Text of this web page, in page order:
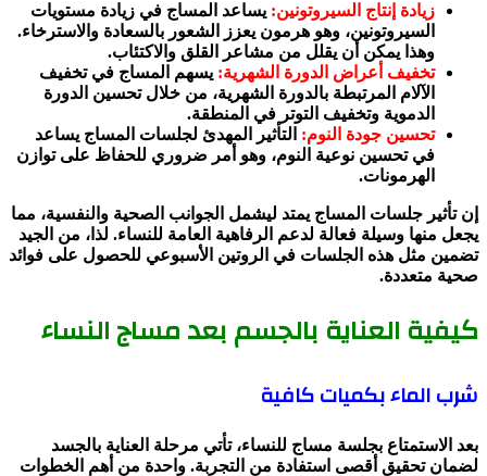
زيادة إنتاج السيروتونين: يساعد المساج في زيادة مستويات
السيروتونين، وهو هرمون يعزز الشعور بالسعادة والاسترخاء.
وهذا يمكن أن يقلل من مشاعر القلق والاكتئاب.
تخفيف أعراض الدورة الشهرية: يسهم المساج في تخفيف
الآلام المرتبطة بالدورة الشهرية، من خلال تحسين الدورة
الدموية وتخفيف التوتر في المنطقة.
تحسين جودة النوم: التأثير المهدئ لجلسات المساج يساعد
في تحسين نوعية النوم، وهو أمر ضروري للحفاظ على توازن
الهرمونات.
إن تأثير جلسات المساج يمتد ليشمل الجوانب الصحية والنفسية، مما
يجعل منها وسيلة فعالة لدعم الرفاهية العامة للنساء. لذا، من الجيد
تضمين مثل هذه الجلسات في الروتين الأسبوعي للحصول على فوائد
صحية متعددة.
كيفية العناية بالجسم بعد مساج النساء
شرب الماء بكميات كافية
بعد الاستمتاع بجلسة مساج للنساء، تأتي مرحلة العناية بالجسد
لضمان تحقيق أقصى استفادة من التجربة. واحدة من أهم الخطوات